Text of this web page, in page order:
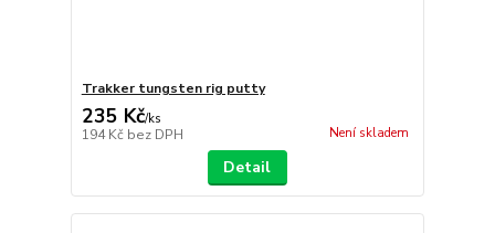
Trakker tungsten rig putty
235 Kč/ks
194 Kč bez DPH Není skladem
Detail